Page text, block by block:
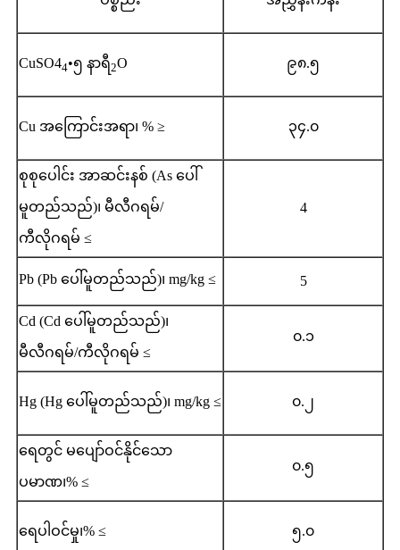
CuSO44•၅ နာရီ2O ၉၈.၅
Cu အကြောင်းအရာ၊ % ≥ ၃၄.၀
စုစုပေါင်း အာဆင်းနစ် (As ပေါ်
မူတည်သည်)၊ မီလီဂရမ်/
ကီလိုဂရမ် ≤
4
Pb (Pb ပေါ်မူတည်သည်)၊ mg/kg ≤ 5
Cd (Cd ပေါ်မူတည်သည်)၊
မီလီဂရမ်/ကီလိုဂရမ် ≤
၀.၁
Hg (Hg ပေါ်မူတည်သည်)၊ mg/kg ≤ ၀.၂
ရေတွင် မပျော်ဝင်နိုင်သော
ပမာဏ၊% ≤
၀.၅
ရေပါဝင်မှု၊% ≤ ၅.၀